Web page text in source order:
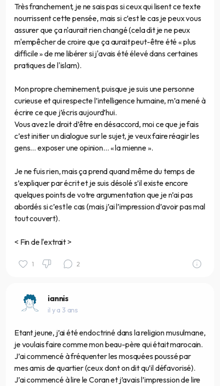
Très franchement, je ne sais pas si ceux qui lisent ce texte
nourrissent cette pensée, mais si c’est le cas je peux vous
assurer que ça n'aurait rien changé (cela dit je ne peux
m'empêcher de croire que ça aurait peut-être été « plus
difficile » de me libérer si j'avais été élevé dans certaines
pratiques de l'islam).
Mon propre cheminement, puisque je suis une personne
curieuse et qui respecte l’intelligence humaine, m’a mené à
écrire ce que j’écris aujourd’hui.
Vous avez le droit d’être en désaccord, moi ce que je fais
c’est initier un dialogue sur le sujet, je veux faire réagir les
gens… exposer une opinion… « la mienne ».
Je ne fuis rien, mais ça prend quand même du temps de
s’expliquer par écrit et je suis désolé s’il existe encore
quelques points de votre argumentation que je n’ai pas
abordés si c’est le cas (mais j’ai l’impression d’avoir pas mal
tout couvert).
< Fin de l'extrait >
1 2
iannis
il y a 3 ans
Etant jeune, j’ai été endoctriné dans la religion musulmane,
je voulais faire comme mon beau-père qui était marocain.
J’ai commencé à fréquenter les mosquées poussé par
mes amis de quartier (ceux dont on dit qu’il défavorisé).
J’ai commencé à lire le Coran et j’avais l’impression de lire